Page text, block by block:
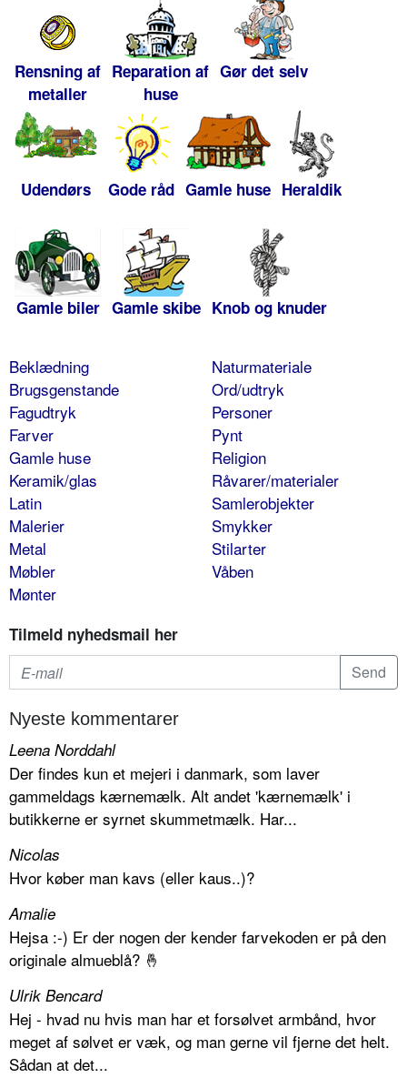
Rensning af
metaller
Reparation af
huse
Gør det selv
Udendørs Gode råd Gamle huse Heraldik
Gamle biler Gamle skibe Knob og knuder
Beklædning
Brugsgenstande
Fagudtryk
Farver
Gamle huse
Keramik/glas
Latin
Malerier
Metal
Møbler
Mønter
Naturmateriale
Ord/udtryk
Personer
Pynt
Religion
Råvarer/materialer
Samlerobjekter
Smykker
Stilarter
Våben
Tilmeld nyhedsmail her
Nyeste kommentarer
Leena Norddahl
Der findes kun et mejeri i danmark, som laver
gammeldags kærnemælk. Alt andet 'kærnemælk' i
butikkerne er syrnet skummetmælk. Har...
Nicolas
Hvor køber man kavs (eller kaus..)?
Amalie
Hejsa :-) Er der nogen der kender farvekoden er på den
originale almueblå? 🤞
Ulrik Bencard
Hej - hvad nu hvis man har et forsølvet armbånd, hvor
meget af sølvet er væk, og man gerne vil fjerne det helt.
Sådan at det...